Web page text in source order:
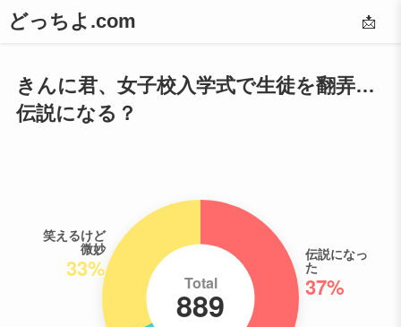
どっちよ.com 📩
きんに君、女子校入学式で生徒を翻弄…
伝説になる？
伝説になっ
た
37%
笑えるけど
微妙
33% Total
889